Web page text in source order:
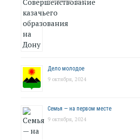
Дело молодое
9 октября, 2024
Семья — на первом месте
9 октября, 2024